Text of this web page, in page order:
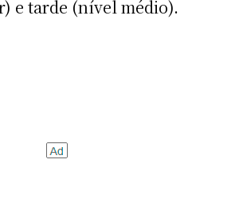
e tarde (nível médio).